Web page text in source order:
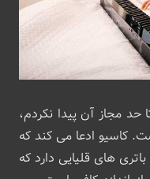
مجاز آن پیدا نکردم،
کافی است. کاسیو ادعا می کند که
با باتری های قلیایی دارد که